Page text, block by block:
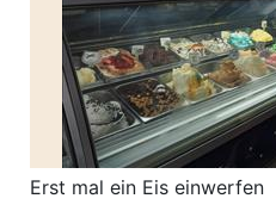
Erst mal ein Eis einwerfen